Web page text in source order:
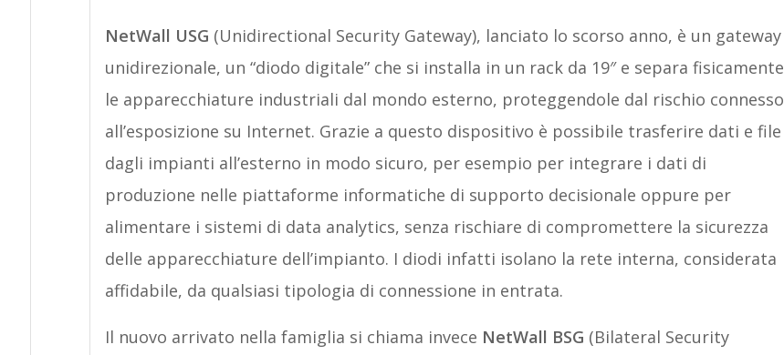
NetWall USG (Unidirectional Security Gateway), lanciato lo scorso anno, è un gateway
unidirezionale, un “diodo digitale” che si installa in un rack da 19″ e separa fisicamente
le apparecchiature industriali dal mondo esterno, proteggendole dal rischio connesso
all’esposizione su Internet. Grazie a questo dispositivo è possibile trasferire dati e file
dagli impianti all’esterno in modo sicuro, per esempio per integrare i dati di
produzione nelle piattaforme informatiche di supporto decisionale oppure per
alimentare i sistemi di data analytics, senza rischiare di compromettere la sicurezza
delle apparecchiature dell’impianto. I diodi infatti isolano la rete interna, considerata
affidabile, da qualsiasi tipologia di connessione in entrata.
Il nuovo arrivato nella famiglia si chiama invece NetWall BSG (Bilateral Security